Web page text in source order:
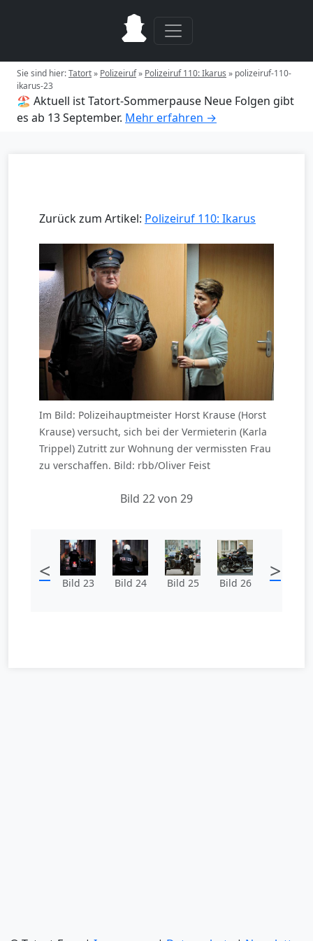
Sie sind hier:Tatort» Polizeiruf» Polizeiruf 110: Ikarus » polizeiruf-110-
ikarus-23
🏖️ Aktuell ist Tatort-Sommerpause Neue Folgen gibt
es ab 13 September. Mehr erfahren →
Zurück zum Artikel: Polizeiruf 110: Ikarus
Im Bild: Polizeihauptmeister Horst Krause (Horst
Krause) versucht, sich bei der Vermieterin (Karla
Trippel) Zutritt zur Wohnung der vermissten Frau
zu verschaffen. Bild: rbb/Oliver Feist
Bild 22 von 29
< Bild 23 Bild 24 Bild 25 Bild 26 >